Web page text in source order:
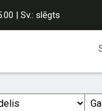
| Sv.: slēgts